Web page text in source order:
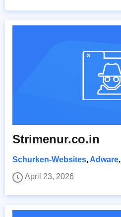
Strimenur.co.in
Schurken-Websites,Adware,
April 23, 2026